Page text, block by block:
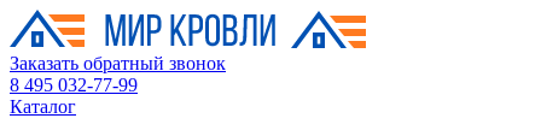
Заказать обратный звонок
8 495 032-77-99
Каталог